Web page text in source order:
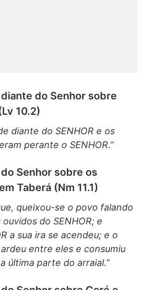
do Senhor sobre
10.2)
diante do SENHOR e os
perante o SENHOR.”
Senhor sobre os
Taberá (Nm 11.1)
queixou-se o povo falando
do SENHOR; e
a sua ira se acendeu; e o
ardeu entre eles e consumiu
última parte do arraial.”